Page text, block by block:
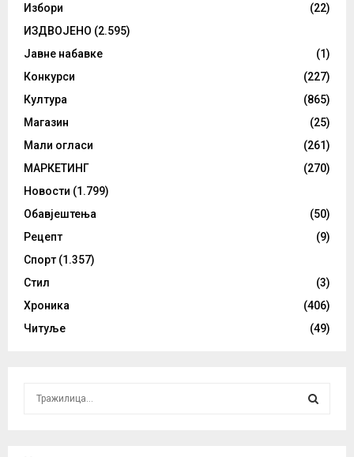
Избори
(22)
ИЗДВОЈЕНО (2.595)
Јавне набавке
(1)
Конкурси
(227)
Култура
(865)
Магазин
(25)
Мали огласи
(261)
МАРКЕТИНГ
(270)
Новости (1.799)
Обавјештења
(50)
Рецепт
(9)
Спорт (1.357)
Стил
(3)
Хроника
(406)
Читуље
(49)